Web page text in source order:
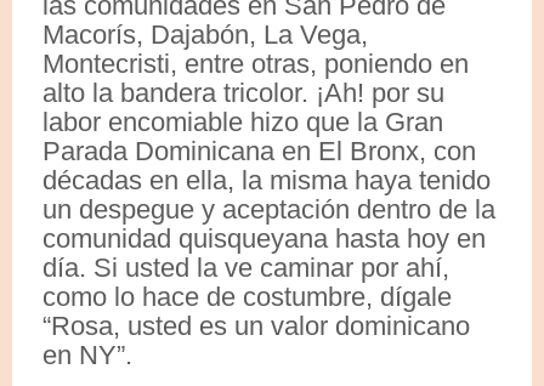
Macorís, Dajabón, La Vega,
Montecristi, entre otras, poniendo en
alto la bandera tricolor. ¡Ah! por su
labor encomiable hizo que la Gran
Parada Dominicana en El Bronx, con
décadas en ella, la misma haya tenido
un despegue y aceptación dentro de la
comunidad quisqueyana hasta hoy en
día. Si usted la ve caminar por ahí,
como lo hace de costumbre, dígale
“Rosa, usted es un valor dominicano
en NY”.